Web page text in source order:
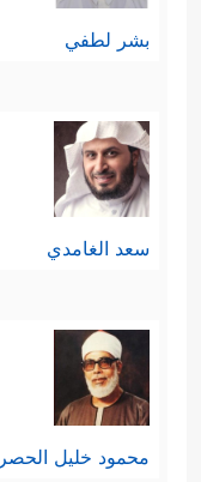
بشر لطفي
سعد الغامدي
محمود خليل